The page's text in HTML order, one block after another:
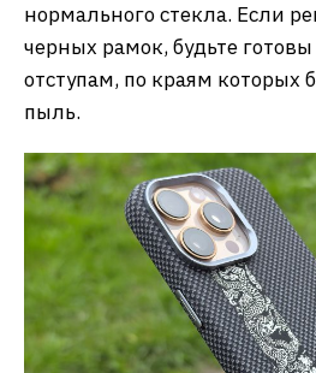
нормального стекла. Если
черных рамок, будьте
отступам, по краям которых
пыль.